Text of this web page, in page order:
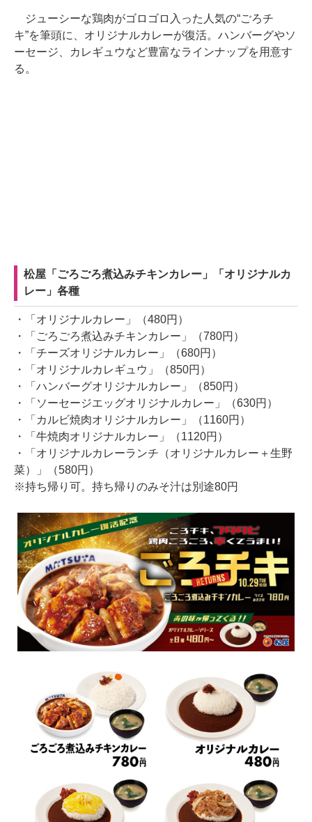
ジューシーな鶏肉がゴロゴロ入った人気の“ごろチ
キ”を筆頭に、オリジナルカレーが復活。ハンバーグやソ
ーセージ、カレギュウなど豊富なラインナップを用意す
る。
松屋「ごろごろ煮込みチキンカレー」「オリジナルカ
レー」各種
・「オリジナルカレー」（480円）
・「ごろごろ煮込みチキンカレー」（780円）
・「チーズオリジナルカレー」（680円）
・「オリジナルカレギュウ」（850円）
・「ハンバーグオリジナルカレー」（850円）
・「ソーセージエッグオリジナルカレー」（630円）
・「カルビ焼肉オリジナルカレー」（1160円）
・「牛焼肉オリジナルカレー」（1120円）
・「オリジナルカレーランチ（オリジナルカレー＋生野
菜）」（580円）
※持ち帰り可。持ち帰りのみそ汁は別途80円